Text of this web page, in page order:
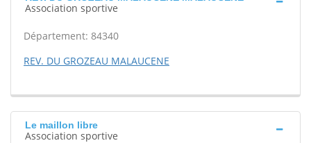
Association sportive
Département: 84340
REV. DU GROZEAU MALAUCENE
Le maillon libre
Association sportive